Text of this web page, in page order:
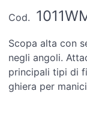
Cod.
Scopa alta con
negli angoli.
principali tipi di
ghiera per